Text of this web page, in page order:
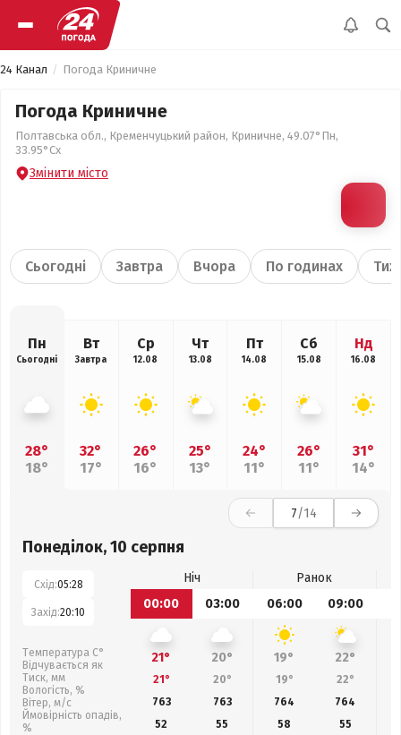
24 Канал Погода Криничне
Погода Криничне
Полтавська обл., Кременчуцький район, Криничне, 49.07°Пн,
33.95°Сх
Змінити місто
Сьогодні Завтра Вчора По годинах
Пн
Сьогодні
28°
18°
Вт
Завтра
32°
17°
Ср
12.08
26°
16°
Чт
13.08
25°
13°
Пт
14.08
24°
11°
Сб
15.08
26°
11°
Нд
16.08
31°
14°
7/14
Понеділок, 10 серпня
Схід:05:28
Захід:20:10
Температура С°
Відчувається як
Тиск, мм
Вологість, %
Вітер, м/с
Ймовірність опадів,
%
Ніч
Ранок
00:00
03:00 06:00 09:00
21° 20° 19° 22°
21° 20° 19° 22°
763
763 764 764
52
55 58 55